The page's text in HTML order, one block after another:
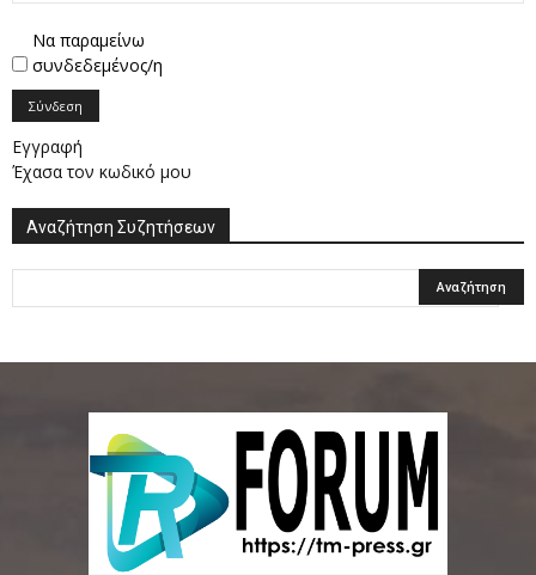
Να παραμείνω
συνδεδεμένος/η
Σύνδεση
Εγγραφή
Έχασα τον κωδικό μου
Αναζήτηση Συζητήσεων